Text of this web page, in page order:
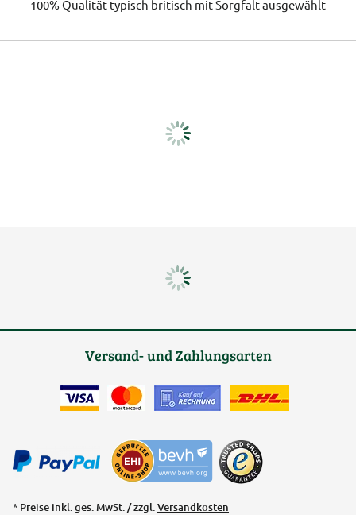
100% Qualität typisch britisch mit Sorgfalt ausgewählt
Versand- und Zahlungsarten
* Preise inkl. ges. MwSt. / zzgl.Versandkosten